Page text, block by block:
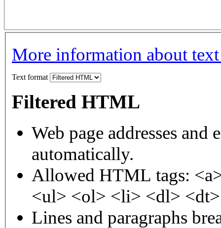
More information about
Text format
Filtered HTML
Web page addresses
automatically.
Allowed HTML tags:
<ul> <ol> <li> <dl>
Lines and paragraphs